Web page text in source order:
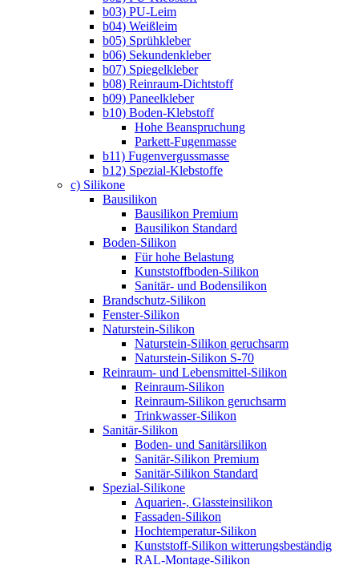
b03) PU-Leim
b04) Weißleim
b05) Sprühkleber
b06) Sekundenkleber
b07) Spiegelkleber
b08) Reinraum-Dichtstoff
b09) Paneelkleber
b10) Boden-Klebstoff
Hohe Beanspruchung
Parkett-Fugenmasse
b11) Fugenvergussmasse
b12) Spezial-Klebstoffe
c) Silikone
Bausilikon
Bausilikon Premium
Bausilikon Standard
Boden-Silikon
Für hohe Belastung
Kunststoffboden-Silikon
Sanitär- und Bodensilikon
Brandschutz-Silikon
Fenster-Silikon
Naturstein-Silikon
Naturstein-Silikon geruchsarm
Naturstein-Silikon S-70
Reinraum- und Lebensmittel-Silikon
Reinraum-Silikon
Reinraum-Silikon geruchsarm
Trinkwasser-Silikon
Sanitär-Silikon
Boden- und Sanitärsilikon
Sanitär-Silikon Premium
Sanitär-Silikon Standard
Spezial-Silikone
Aquarien-, Glassteinsilikon
Fassaden-Silikon
Hochtemperatur-Silikon
Kunststoff-Silikon witterungsbeständig
RAL-Montage-Silikon